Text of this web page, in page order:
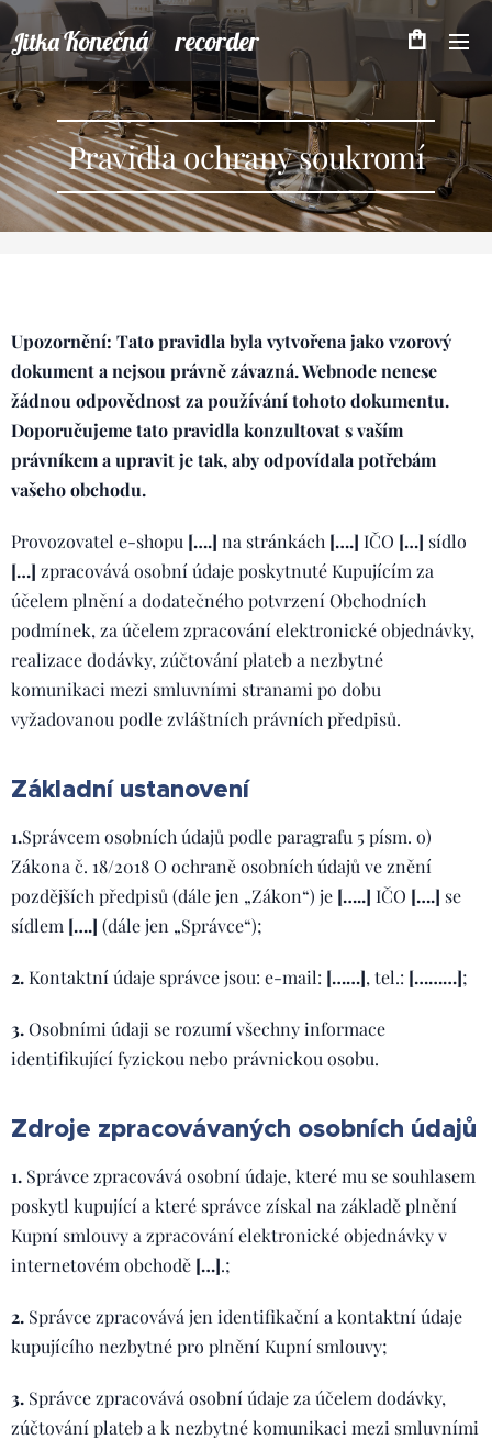
JitkaKonečná recorder
Pravidla ochrany soukromí
Upozornění: Tato pravidla byla vytvořena jako vzorový
dokument a nejsou právně závazná. Webnode nenese
žádnou odpovědnost za používání tohoto dokumentu.
Doporučujeme tato pravidla konzultovat s vaším
právníkem a upravit je tak, aby odpovídala potřebám
vašeho obchodu.
Provozovatel e-shopu [….] na stránkách [….] IČO […] sídlo
[…] zpracovává osobní údaje poskytnuté Kupujícím za
účelem plnění a dodatečného potvrzení Obchodních
podmínek, za účelem zpracování elektronické objednávky,
realizace dodávky, zúčtování plateb a nezbytné
komunikaci mezi smluvními stranami po dobu
vyžadovanou podle zvláštních právních předpisů.
Základní ustanovení
1.Správcem osobních údajů podle paragrafu 5 písm. o)
Zákona č. 18/2018 O ochraně osobních údajů ve znění
pozdějších předpisů (dále jen „Zákon“) je […..] IČO [….] se
sídlem [….] (dále jen „Správce“);
2.Kontaktní údaje správce jsou: e-mail: [……], tel.: [………];
3.Osobními údaji se rozumí všechny informace
identifikující fyzickou nebo právnickou osobu.
Zdroje zpracovávaných osobních údajů
1. Správce zpracovává osobní údaje, které mu se souhlasem
poskytl kupující a které správce získal na základě plnění
Kupní smlouvy a zpracování elektronické objednávky v
internetovém obchodě […].;
2. Správce zpracovává jen identifikační a kontaktní údaje
kupujícího nezbytné pro plnění Kupní smlouvy;
3. Správce zpracovává osobní údaje za účelem dodávky,
zúčtování plateb a k nezbytné komunikaci mezi smluvními